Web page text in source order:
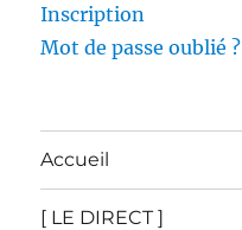
Inscription
Mot de passe oublié ?
Accueil
[ LE DIRECT ]